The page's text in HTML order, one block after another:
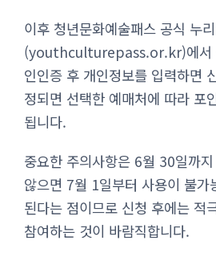
이후 청년문화예술패스 공식 누
(youthculturepass.or.kr)에서
인인증 후 개인정보를 입력하면
정되면 선택한 예매처에 따라 포
됩니다.
중요한 주의사항은 6월 30일까
않으면 7월 1일부터 사용이 불가
된다는 점이므로 신청 후에는 적
참여하는 것이 바람직합니다.